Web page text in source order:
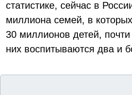
статистике, сейчас в
миллиона семей, в
30 миллионов детей,
них воспитываются два и